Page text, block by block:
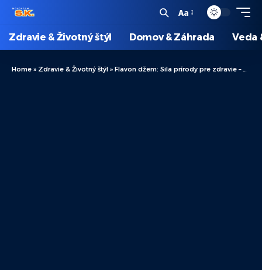
Aa
Zdravie & Životný štýl Domov & Záhrada Veda
Home » Zdravie & Životný štýl » Flavon džem: Sila prírody pre zdravie – Objavte jeho priaznivé účinky!